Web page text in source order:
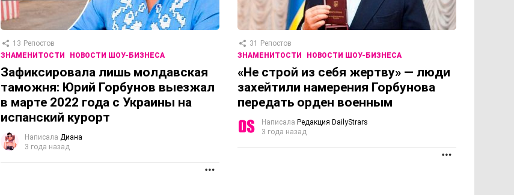
13 Репостов
ЗНАМЕНИТОСТИ
НОВОСТИ ШОУ-БИЗНЕСА
Зафиксировала лишь молдавская
таможня: Юрий Горбунов выезжал
в марте 2022 года с Украины на
испанский курорт
Написала Диана
3 года назад
31 Репостов
ЗНАМЕНИТОСТИ
НОВОСТИ ШОУ-БИЗНЕСА
«Не строй из себя жертву» — люди
захейтили намерения Горбунова
передать орден военным
Написала Редакция DailyStrars
3 года назад